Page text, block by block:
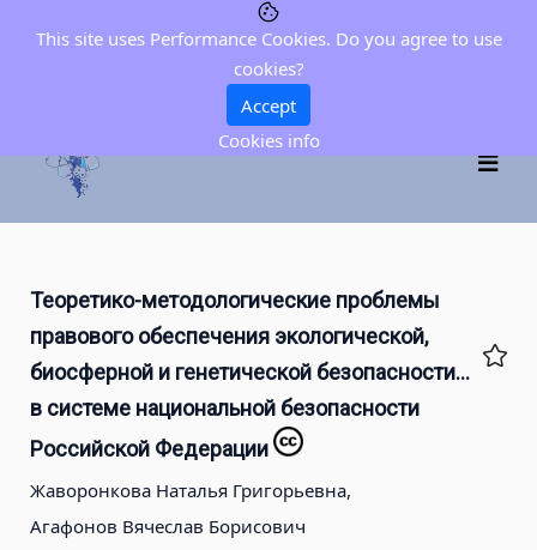
Теоретико-методологические проблемы
правового обеспечения экологической,
биосферной и генетической безопасности…
в системе национальной безопасности
Российской Федерации
Жаворонкова Наталья Григорьевна,
Агафонов Вячеслав Борисович
This site uses Performance Cookies. Do you agree to use
cookies?
Accept
Cookies info